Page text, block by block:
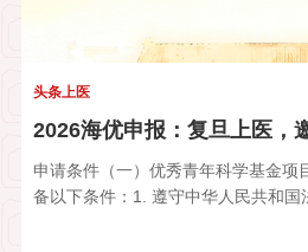
头条上医
2026海优申报：复旦上医，
申请条件（一）优秀青年科学基金项
备以下条件：1. 遵守中华人民共和国